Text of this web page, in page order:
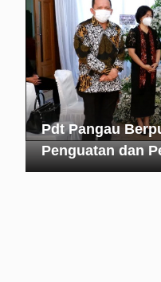
Pdt Pangau
Penguatan dan